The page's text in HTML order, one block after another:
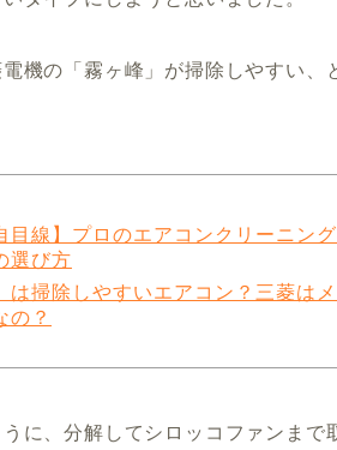
機の「霧ヶ峰」が掃除しやすい、
目線】プロのエアコンクリーニン
選び方
は掃除しやすいエアコン？三菱は
の？
に、分解してシロッコファンまで